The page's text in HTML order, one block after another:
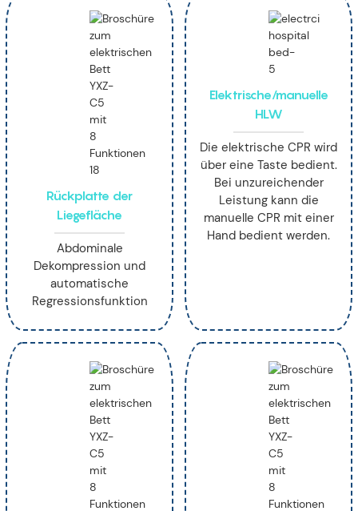
Rückplatte der
Liegefläche
Abdominale
Dekompression und
automatische
Regressionsfunktion
Elektrische/manuelle
HLW
Die elektrische CPR wird
über eine Taste bedient.
Bei unzureichender
Leistung kann die
manuelle CPR mit einer
Hand bedient werden.